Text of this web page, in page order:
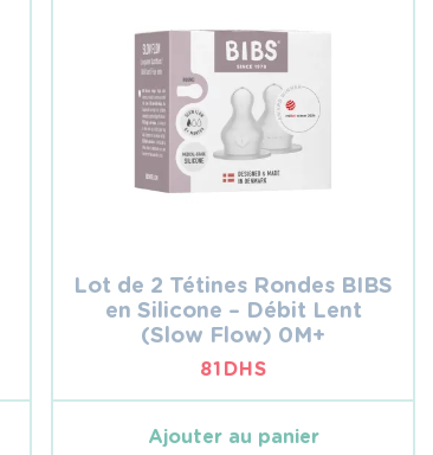
Lot de 2 Tétines Rondes BIBS
en Silicone – Débit Lent
(Slow Flow) 0M+
81 DHS
Ajouter au panier